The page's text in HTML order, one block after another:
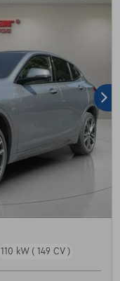
110 kW ( 149 CV )